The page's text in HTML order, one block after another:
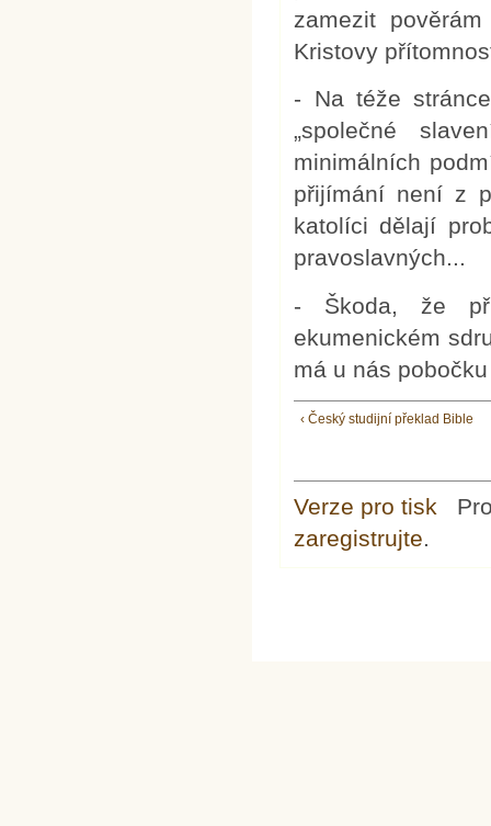
zamezit
Kristovy
- Na téže
„společné
minimálních
přijímání není z
katolíci dělají
pravoslavných...
- Škoda, že
ekumenickém
má u nás
‹ Český studijní překlad Bible
Verze pro tisk
zaregistrujte.